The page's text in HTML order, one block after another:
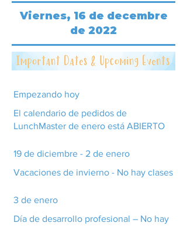
Viernes, 16 de decembre
de 2022
Empezando hoy
El calendario de pedidos de
LunchMaster de enero está ABIERTO
19 de diciembre - 2 de enero
Vacaciones de invierno - No hay clases
3 de enero
Día de desarrollo profesional – No hay